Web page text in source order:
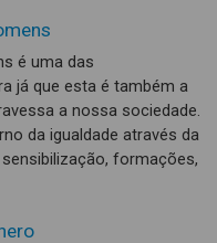
é uma das
já que esta é também a
a nossa sociedade.
da igualdade através da
formações,